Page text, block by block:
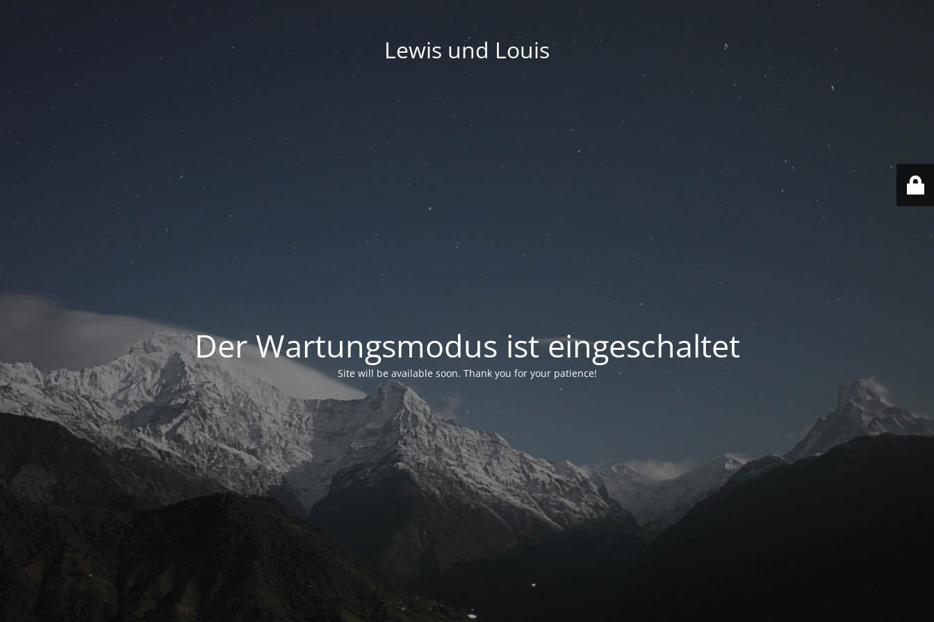
Lewis und Louis
Der Wartungsmodus ist eingeschaltet
Site will be available soon. Thank you for your patience!